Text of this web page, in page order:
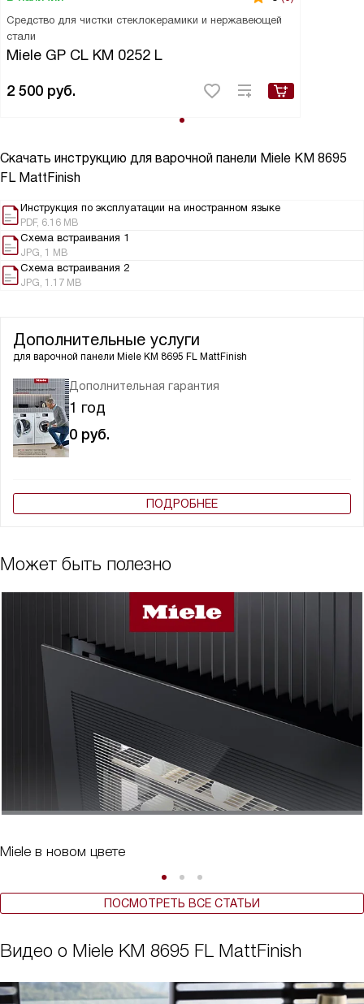
Средство для чистки стеклокерамики и нержавеющей
стали
Miele GP CL KM 0252 L
2 500 руб.
Скачать инструкцию для варочной панели Miele KM 8695
FL MattFinish
Инструкция по эксплуатации на иностранном языке
PDF, 6.16 MB
Схема встраивания 1
JPG, 1 MB
Схема встраивания 2
JPG, 1.17 MB
Дополнительные услуги
для варочной панели Miele KM 8695 FL MattFinish
Дополнительная гарантия
1 год
0 руб.
ПОДРОБНЕЕ
Может быть полезно
Miele в новом цвете
ПОСМОТРЕТЬ ВСЕ СТАТЬИ
Видео о Miele KM 8695 FL MattFinish